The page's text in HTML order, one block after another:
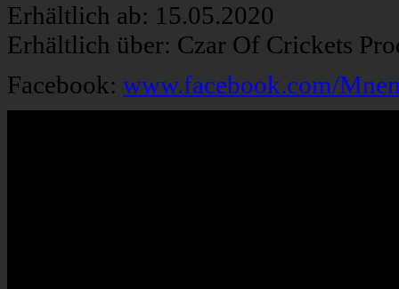
Erhältlich ab: 15.05.2020
Erhältlich über: Czar Of Crickets
Facebook: www.facebook.com/